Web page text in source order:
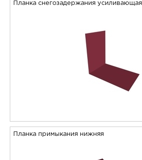
Планка снегозадержания усиливающая
Планка примыкания нижняя